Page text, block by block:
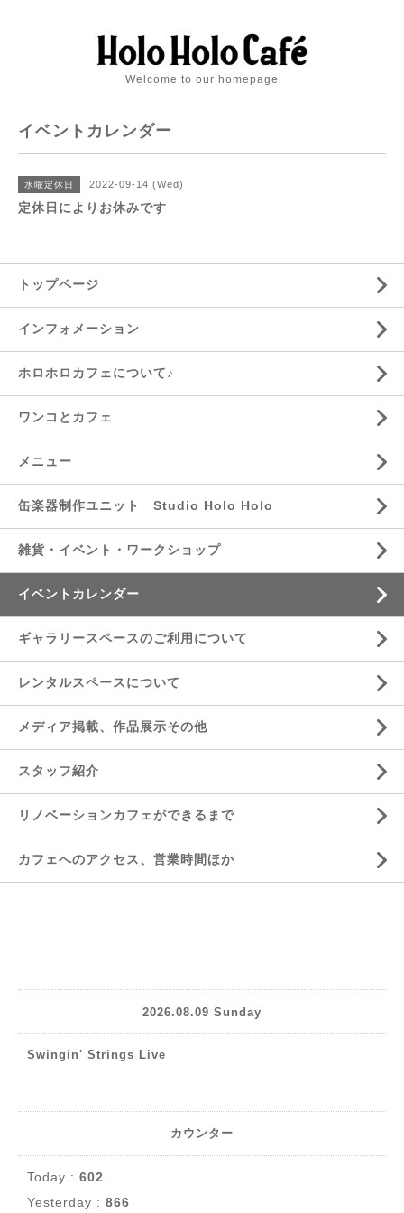
Welcome to our homepage
イベントカレンダー
水曜定休日 2022-09-14 (Wed)
定休日によりお休みです
トップページ
インフォメーション
ホロホロカフェについて♪
ワンコとカフェ
メニュー
缶楽器制作ユニット Studio Holo Holo
雑貨・イベント・ワークショップ
イベントカレンダー
ギャラリースペースのご利用について
レンタルスペースについて
メディア掲載、作品展示その他
スタッフ紹介
リノベーションカフェができるまで
カフェへのアクセス、営業時間ほか
2026.08.09 Sunday
Swingin' Strings Live
カウンター
Today : 602
Yesterday : 866